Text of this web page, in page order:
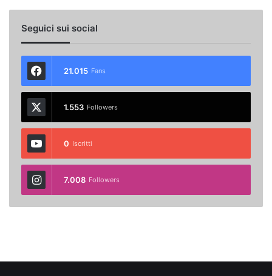
Seguici sui social
21.015 Fans
1.553 Followers
0 Iscritti
7.008 Followers